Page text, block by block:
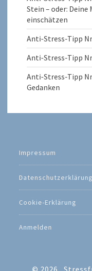
Stein – oder:
einschätzen
Anti-Stress-Tipp
Anti-Stress-Tipp
Anti-Stress-Tipp
Gedanken
Impressum
Datenschutzerklärung
Cookie-Erklärung
Anmelden
© 2026